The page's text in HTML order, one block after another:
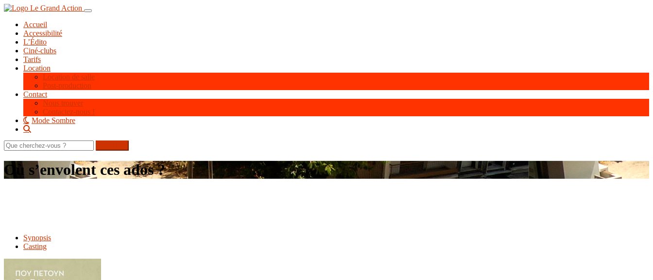
Aller
contenu
principal
Toggle navigation
Accueil
Accessibilité
L’Édito
Ciné-clubs
Tarifs
Location
Location de salle
Post-production
Contact
Nous trouver
Contactez-nous !
Mode Sombre
Rechercher
sur
le
site
Où s’envolent ces ados ?
Synopsis
Casting